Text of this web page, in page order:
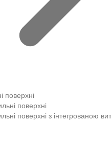
поверхні
поверхні
поверхні з інтегрованою